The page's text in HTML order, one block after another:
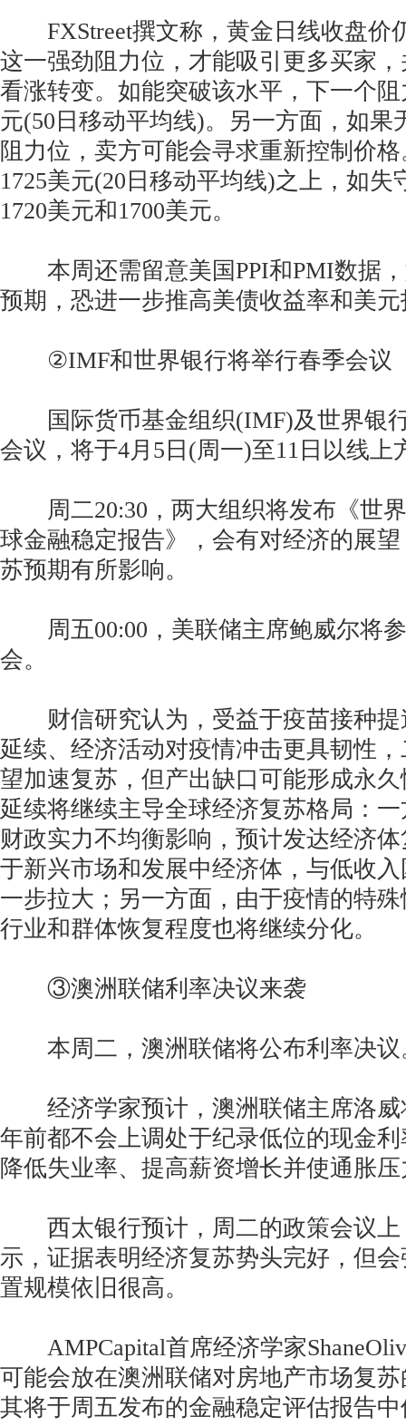
FXStreet撰文称，黄金日线收盘价
这一强劲阻力位，才能吸引更多买家
看涨转变。如能突破该水平，下一个
元(50日移动平均线)。另一方面，如果
阻力位，卖方可能会寻求重新控制价
1725美元(20日移动平均线)之上，如失
1720美元和1700美元。
本周还需留意美国PPI和PMI数据，
预期，恐进一步推高美债收益率和美
②IMF和世界银行将举行春季会议
国际货币基金组织(IMF)及世界银行
会议，将于4月5日(周一)至11日以线上
周二20:30，两大组织将发布《世
球金融稳定报告》，会有对经济的展
苏预期有所影响。
周五00:00，美联储主席鲍威尔将
会。
财信研究认为，受益于疫苗接种提
延续、经济活动对疫情冲击更具韧性
望加速复苏，但产出缺口可能形成永
延续将继续主导全球经济复苏格局：
财政实力不均衡影响，预计发达经济
于新兴市场和发展中经济体，与低收
一步拉大；另一方面，由于疫情的特
行业和群体恢复程度也将继续分化。
③澳洲联储利率决议来袭
本周二，澳洲联储将公布利率决
经济学家预计，澳洲联储主席洛威
年前都不会上调处于纪录低位的现金
降低失业率、提高薪资增长并使通胀
西太银行预计，周二的政策会议上
示，证据表明经济复苏势头完好，但
置规模依旧很高。
AMPCapital首席经济学家
可能会放在澳洲联储对房地产市场复
其将于周五发布的金融稳定评估报告